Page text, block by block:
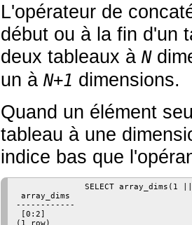
L'opérateur de
début ou à la fin d'un
deux tableaux à N
un à N+1 dimensions.
Quand un élément
tableau à une
indice bas que
SELECT array_dims(1
array_dims
------------
[0:2]